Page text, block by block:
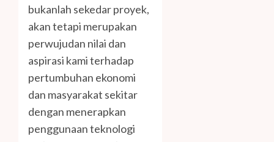
bukanlah sekedar proyek,
akan tetapi merupakan
perwujudan nilai dan
aspirasi kami terhadap
pertumbuhan ekonomi
dan masyarakat sekitar
dengan menerapkan
penggunaan teknologi